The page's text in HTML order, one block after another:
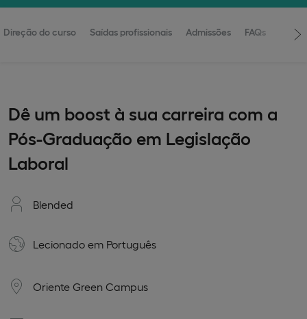
Direção do curso Saídas profissionais Admissões FAQs
Dê um boost à sua carreira com a
Pós-Graduação em Legislação
Laboral
Blended
Lecionado em Português
Oriente Green Campus